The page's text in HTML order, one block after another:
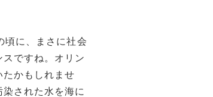
頃に、まさに社会
ですね。オリン
かもしれませ
された水を海に